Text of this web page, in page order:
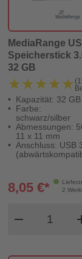
MediaRange
Speicherstick
32 GB
★★★★★
★★★★★
Kapazität: 32 GB
Farbe:
schwarz/silber
Abmessungen:
11 x 11 mm
Anschluss: USB
2
8,05 €*
remove
Produkt